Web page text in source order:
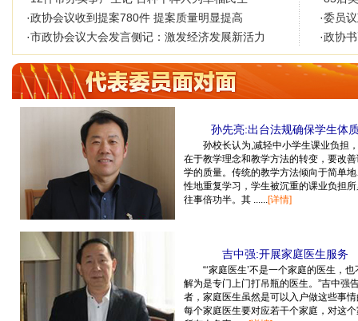
·政协会议收到提案780件 提案质量明显提高
·市政协会议大会发言侧记：激发经济发展新活力
·委员
·政协
孙先亮:出台法规确保学生体
孙校长认为,减轻中小学生课业负担
在于教学理念和教学方法的转变，要改
学的质量。传统的教学方法倾向于简单
性地重复学习，学生被沉重的课业负担
往事倍功半。其 ......[详情]
吉中强:开展家庭医生服务
“‘家庭医生’不是一个家庭的医生，
解为是专门上门打吊瓶的医生。”吉中强
者，家庭医生虽然是可以入户做这些事
每个家庭医生要对应若干个家庭，对这